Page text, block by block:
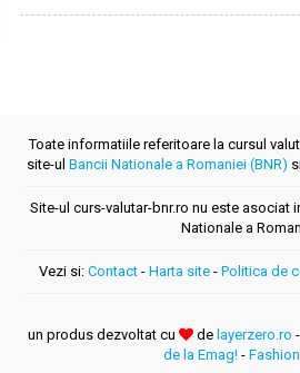
Toate informatiile referitoare la cursul
site-ul Bancii Nationale a Romaniei (BNR)
Site-ul curs-valutar-bnr.ro nu este asociat
Nationale a
Vezi si: Contact - Harta site - Politica de
un produs dezvoltat cu de layerzero.ro
de la Emag!-